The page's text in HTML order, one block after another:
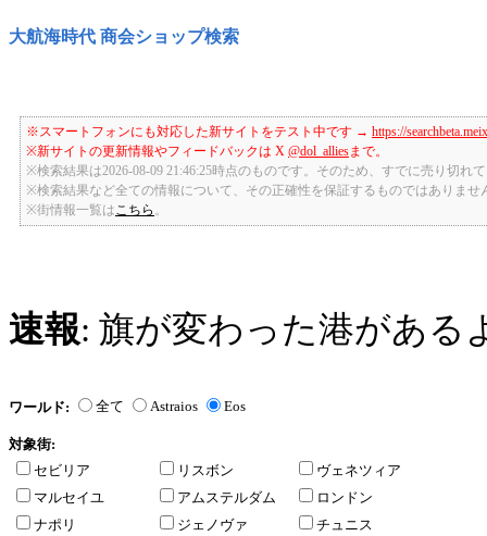
大航海時代 商会ショップ検索
※スマートフォンにも対応した新サイトをテスト中です → https://
※新サイトの更新情報やフィードバックは X @dol_alliesまで。
※検索結果は2026-08-09 21:46:25時点のものです。そのため、すでに売り切れ
※検索結果など全ての情報について、その正確性を保証するものではありませ
※街情報一覧は こちら
速報: 旗が変わった港がある
ワールド: 全て Astraios Eos
対象街:
セビリア
リスボン
ヴェネツィア
マルセイユ
アムステルダム
ロンドン
ナポリ
ジェノヴァ
チュニス